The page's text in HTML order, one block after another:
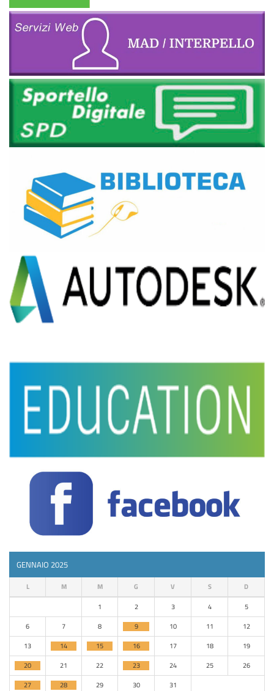
GENNAIO 2025
L M M G V S D
1 2 3 4
5
6
7 8 9 10 11
12
13
14 15 16 17 18
19
20
21 22 23 24 25
26
27
28 29 30 31